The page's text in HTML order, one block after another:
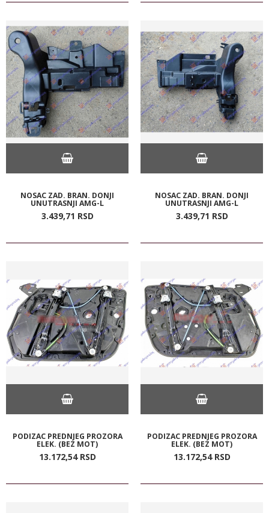
NOSAC ZAD. BRAN. DONJI
UNUTRASNJI AMG-L
3.439,71 RSD
NOSAC ZAD. BRAN. DONJI
UNUTRASNJI AMG-L
3.439,71 RSD
PODIZAC PREDNJEG PROZORA
ELEK. (BEZ MOT)
13.172,54 RSD
PODIZAC PREDNJEG PROZORA
ELEK. (BEZ MOT)
13.172,54 RSD